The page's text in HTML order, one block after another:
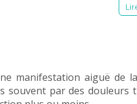
manifestation aiguë de
souvent par des douleurs